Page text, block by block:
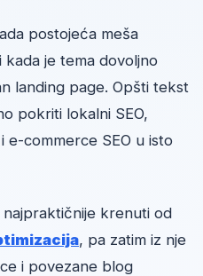
postojeća meša
je tema dovoljno
landing page. Opšti tekst
pokriti lokalni SEO,
e-commerce SEO u isto
krenuti od
, pa zatim iz nje
i povezane blog